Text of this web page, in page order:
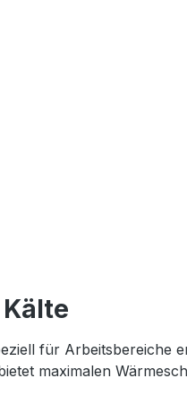
für Arbeitsbereiche
maximalen